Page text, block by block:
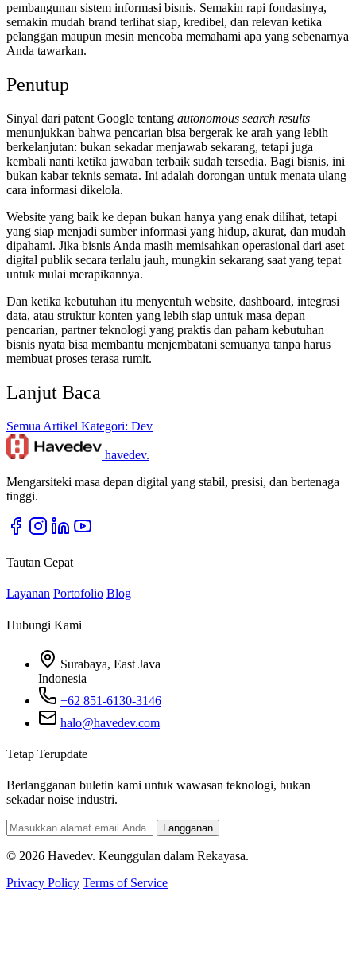
pembangunan sistem informasi bisnis. Semakin rapi fondasinya,
semakin mudah brand terlihat siap, kredibel, dan relevan ketika
pelanggan maupun mesin mencoba memahami apa yang sebenarnya
Anda tawarkan.
Penutup
Sinyal dari patent Google tentang autonomous search results
menunjukkan bahwa pencarian bisa bergerak ke arah yang lebih
berkelanjutan: bukan sekadar menjawab sekarang, tetapi juga
kembali nanti ketika jawaban terbaik sudah tersedia. Bagi bisnis, ini
bukan kabar teknis semata. Ini adalah dorongan untuk menata ulang
cara informasi dikelola.
Website yang baik ke depan bukan hanya yang enak dilihat, tetapi
yang siap menjadi sumber informasi yang hidup, akurat, dan mudah
dipahami. Jika bisnis Anda masih memisahkan operasional dari aset
digital publik secara terlalu jauh, mungkin sekarang saat yang tepat
untuk mulai merapikannya.
Dan ketika kebutuhan itu menyentuh website, dashboard, integrasi
data, atau struktur konten yang lebih siap untuk masa depan
pencarian, partner teknologi yang praktis dan paham kebutuhan
bisnis nyata bisa membantu menjembatani semuanya tanpa harus
membuat proses terasa rumit.
Lanjut Baca
Semua Artikel Kategori: Dev
havedev.
Mengarsiteki masa depan digital yang stabil, presisi, dan bertenaga
tinggi.
Tautan Cepat
Layanan Portofolio Blog
Hubungi Kami
Surabaya, East Java
Indonesia
+62 851-6130-3146
halo@havedev.com
Tetap Terupdate
Berlangganan buletin kami untuk wawasan teknologi, bukan
sekadar noise industri.
Langganan
© 2026 Havedev. Keunggulan dalam Rekayasa.
Privacy Policy Terms of Service